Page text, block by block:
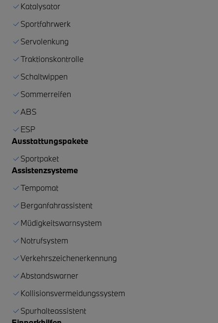
Katalysator
Sportfahrwerk
Servolenkung
Traktionskontrolle
Schaltwippen
Sommerreifen
ABS
ESP
Ausstattungspakete
Sportpaket
Assistenzsysteme
Tempomat
Berganfahrassistent
Müdigkeitswarnsystem
Notrufsystem
Verkehrszeichenerkennung
Abstandswarner
Kollisionsvermeidungssystem
Spurhalteassistent